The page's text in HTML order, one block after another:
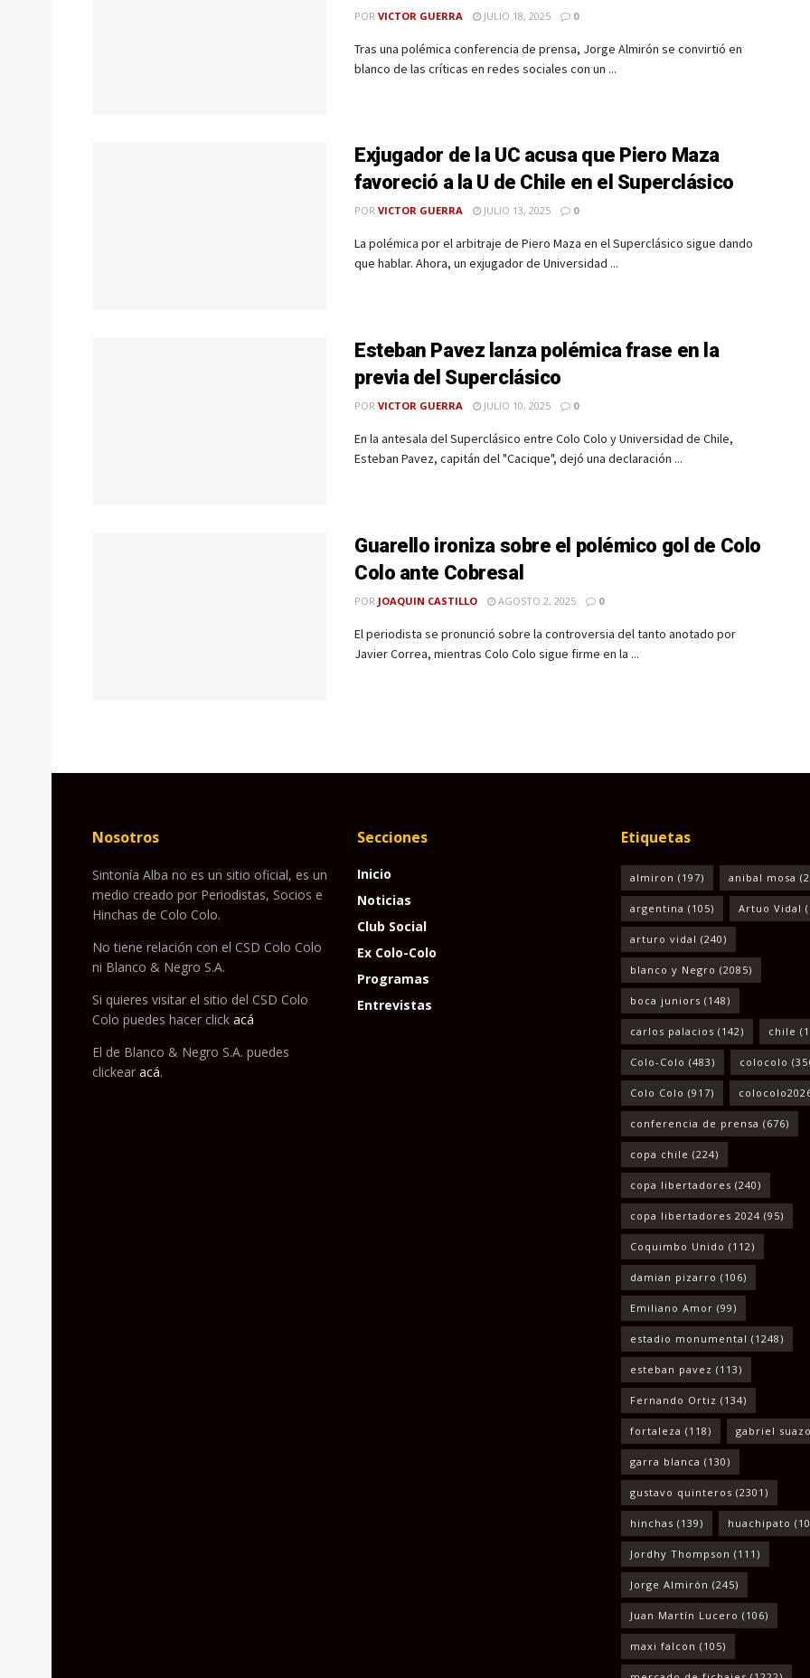
POR VICTOR GUERRA JULIO 18, 2025 0
Tras una polémica conferencia de prensa, Jorge Almirón se convirtió en
blanco de las críticas en redes sociales con un ...
Exjugador de la UC acusa que Piero Maza
favoreció a la U de Chile en el Superclásico
POR VICTOR GUERRA JULIO 13, 2025 0
La polémica por el arbitraje de Piero Maza en el Superclásico sigue dando
que hablar. Ahora, un exjugador de Universidad ...
Esteban Pavez lanza polémica frase en la
previa del Superclásico
POR VICTOR GUERRA JULIO 10, 2025 0
En la antesala del Superclásico entre Colo Colo y Universidad de Chile,
Esteban Pavez, capitán del "Cacique", dejó una declaración ...
Guarello ironiza sobre el polémico gol de Colo
Colo ante Cobresal
POR JOAQUIN CASTILLO AGOSTO 2, 2025 0
El periodista se pronunció sobre la controversia del tanto anotado por
Javier Correa, mientras Colo Colo sigue firme en la ...
Nosotros
Sintonía Alba no es un sitio oficial, es un
medio creado por Periodistas, Socios e
Hinchas de Colo Colo.
No tiene relación con el CSD Colo Colo
ni Blanco & Negro S.A.
Si quieres visitar el sitio del CSD Colo
Colo puedes hacer click acá
El de Blanco & Negro S.A. puedes
clickear acá.
Secciones
Inicio
Noticias
Club Social
Ex Colo-Colo
Programas
Entrevistas
Etiquetas
almiron (197) anibal mosa
argentina (105) Artuo Vidal
arturo vidal (240)
blanco y Negro (2085)
boca juniors (148)
carlos palacios (142) chile
Colo-Colo (483) colocolo
Colo Colo (917)
conferencia de prensa (676)
copa chile (224)
copa libertadores (240)
copa libertadores 2024 (95)
Coquimbo Unido (112)
damian pizarro (106)
Emiliano Amor (99)
estadio monumental (1248)
esteban pavez (113)
Fernando Ortiz (134)
fortaleza (118) gabriel suazo
garra blanca (130)
gustavo quinteros (2301)
hinchas (139) huachipato
Jordhy Thompson (111)
Jorge Almirón (245)
Juan Martín Lucero (106)
maxi falcon (105)